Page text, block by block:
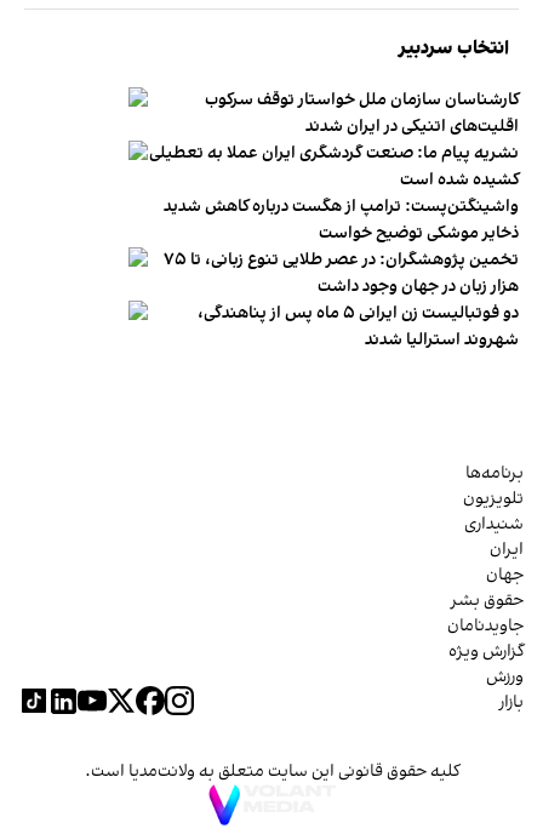
انتخاب سردبیر
کارشناسان سازمان ملل خواستار توقف سرکوب
اقلیت‌های اتنیکی در ایران شدند
نشریه پیام ما: صنعت گردشگری ایران عملا به تعطیلی
کشیده شده است
واشینگتن‌پست: ترامپ از هگست درباره کاهش شدید
ذخایر موشکی توضیح خواست
تخمین پژوهشگران: در عصر طلایی تنوع زبانی، تا ۷۵
هزار زبان در جهان وجود داشت
دو فوتبالیست زن ایرانی ۵ ماه پس از پناهندگی،
شهروند استرالیا شدند
برنامه‌ها
تلویزیون
شنیداری
ایران
جهان
حقوق بشر
جاویدنامان
گزارش ویژه
ورزش
بازار
کلیه حقوق قانونی این سایت متعلق به ولانت‌مدیا است.